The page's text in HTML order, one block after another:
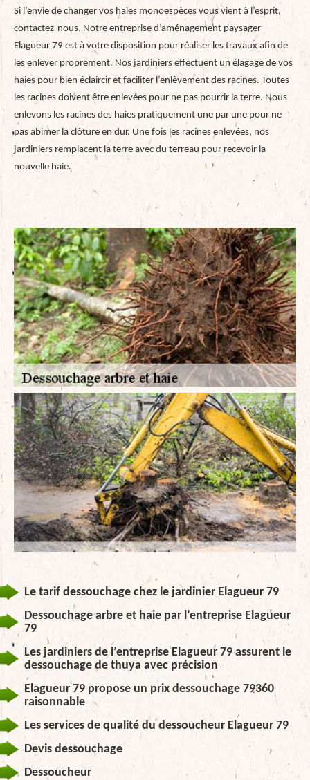
Si l’envie de changer vos haies monoespèces vous vient à l’esprit,
contactez-nous. Notre entreprise d’aménagement paysager
Elagueur 79 est à votre disposition pour réaliser les travaux afin de
les enlever proprement. Nos jardiniers effectuent un élagage de vos
haies pour bien éclaircir et faciliter l’enlèvement des racines. Toutes
les racines doivent être enlevées pour ne pas pourrir la terre. Nous
enlevons les racines des haies pratiquement une par une pour ne
pas abimer la clôture en dur. Une fois les racines enlevées, nos
jardiniers remplacent la terre avec du terreau pour recevoir la
nouvelle haie.
Le tarif dessouchage chez le jardinier Elagueur 79
Dessouchage arbre et haie par l’entreprise Elagueur
79
Les jardiniers de l’entreprise Elagueur 79 assurent le
dessouchage de thuya avec précision
Elagueur 79 propose un prix dessouchage 79360
raisonnable
Les services de qualité du dessoucheur Elagueur 79
Devis dessouchage
Dessoucheur